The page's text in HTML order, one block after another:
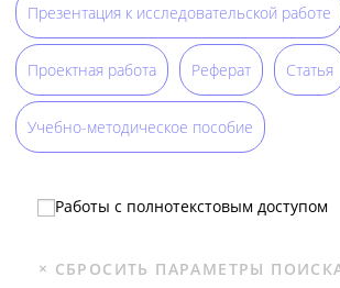
Презентация к исследовательской работе
Проектная работа Реферат Статья
Учебно-методическое пособие
Работы с полнотекстовым доступом